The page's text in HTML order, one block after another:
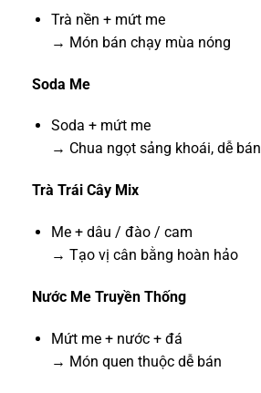
Trà nền + mứt me
→ Món bán chạy mùa nóng
Soda Me
Soda + mứt me
→ Chua ngọt sảng khoái, dễ bán
Trà Trái Cây Mix
Me + dâu / đào / cam
→ Tạo vị cân bằng hoàn hảo
Nước Me Truyền Thống
Mứt me + nước + đá
→ Món quen thuộc dễ bán